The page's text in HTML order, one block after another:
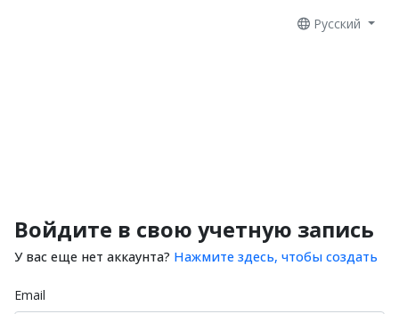
Русский
Войдите в свою учетную запись
У вас еще нет аккаунта? Нажмите здесь, чтобы создать
Email